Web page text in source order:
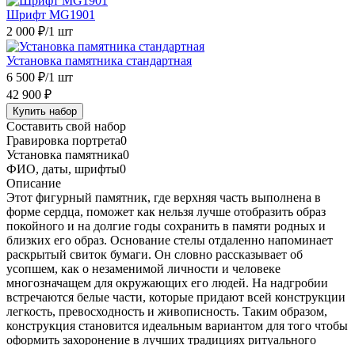
Шрифт MG1901
2 000 ₽/1 шт
Установка памятника стандартная
6 500 ₽/1 шт
42 900 ₽
Купить набор
Составить свой набор
Гравировка портрета0
Установка памятника0
ФИО, даты, шрифты0
Описание
Этот фигурный памятник, где верхняя часть выполнена в
форме сердца, поможет как нельзя лучше отобразить образ
покойного и на долгие годы сохранить в памяти родных и
близких его образ. Основание стелы отдаленно напоминает
раскрытый свиток бумаги. Он словно рассказывает об
усопшем, как о незаменимой личности и человеке
многозначащем для окружающих его людей. На надгробии
встречаются белые части, которые придают всей конструкции
легкость, превосходность и живописность. Таким образом,
конструкция становится идеальным вариантом для того чтобы
оформить захоронение в лучших традициях ритуального